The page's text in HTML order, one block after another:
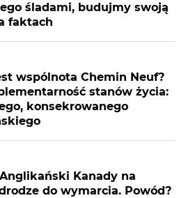
śladami, budujmy swoją
faktach
wspólnota Chemin Neuf?
stanów życia:
konsekrowanego
Anglikański Kanady na
do wymarcia. Powód?